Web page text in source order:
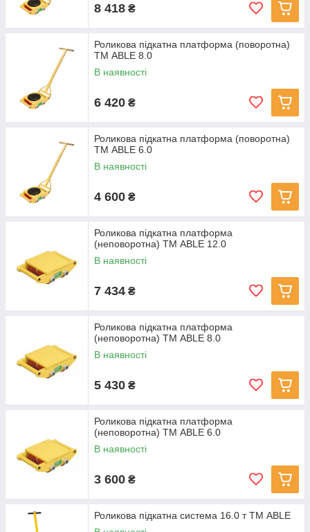
8 418 ₴
Роликова підкатна платформа (поворотна)
ТМ ABLE 8.0
В наявності
6 420 ₴
Роликова підкатна платформа (поворотна)
ТМ ABLE 6.0
В наявності
4 600 ₴
Роликова підкатна платформа
(неповоротна) ТМ ABLE 12.0
В наявності
7 434 ₴
Роликова підкатна платформа
(неповоротна) ТМ ABLE 8.0
В наявності
5 430 ₴
Роликова підкатна платформа
(неповоротна) ТМ ABLE 6.0
В наявності
3 600 ₴
Роликова підкатна система 16.0 т ТМ ABLE